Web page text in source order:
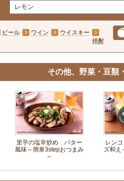
ビール ワイン
ウイスキー
焼酎
その他、野菜・豆類
里芋の塩辛炒め バター
風味～簡単3stepおつまみ
～
レン
ズ和え